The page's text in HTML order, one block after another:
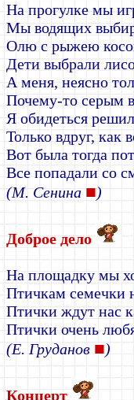
На прогулке мы
Мы водящих
Олю с рыжею
Дети выбрали
А меня, неясно
Почему-то серым
Я обидеться
Только вдруг, как
Вот была тогда
Все попадали со
(М. Сенина ■)
Доброе дело
На площадку мы
Птичкам семечки
Птички ждут нас
Птички очень
(Е. Груданов ■)
Концерт